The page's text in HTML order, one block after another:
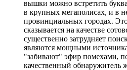
вышки можно встретить
в крупных мегаполисах, и в
провинциальных городах.
сказывается на качестве
существенно затрудняет
являются мощными
"забивают" эфир помехами,
качественный обнаружитель